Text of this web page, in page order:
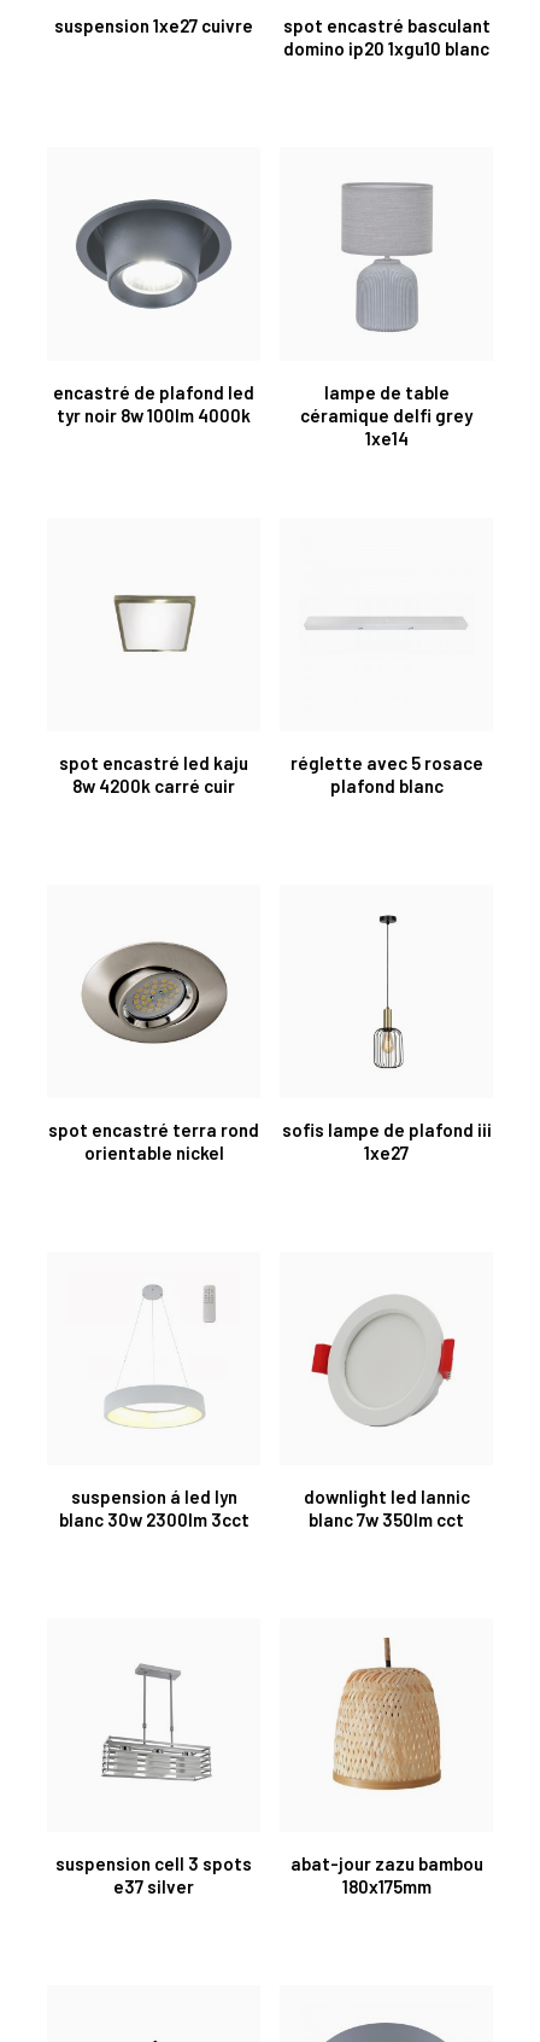
suspension 1xe27 cuivre
spot encastré basculant
domino ip20 1xgu10 blanc
encastré de plafond led
tyr noir 8w 100lm 4000k
lampe de table
céramique delfi grey
1xe14
spot encastré led kaju
8w 4200k carré cuir
réglette avec 5 rosace
plafond blanc
spot encastré terra rond
orientable nickel
sofis lampe de plafond iii
1xe27
suspension á led lyn
blanc 30w 2300lm 3cct
downlight led lannic
blanc 7w 350lm cct
suspension cell 3 spots
e37 silver
abat-jour zazu bambou
180x175mm